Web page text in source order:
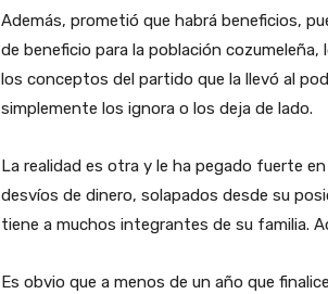
Además, prometió que habrá beneficios,
de beneficio para la población
los conceptos del partido que la llevó al
simplemente los ignora o los deja de lado.
La realidad es otra y le ha pegado fuerte
desvíos de dinero, solapados desde su
tiene a muchos integrantes de su familia.
Es obvio que a menos de un año que